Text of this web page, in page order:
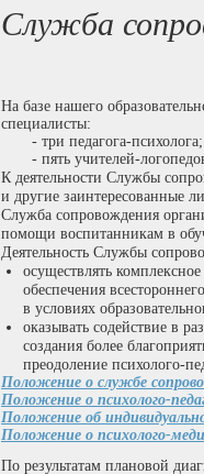
Служба
На базе нашего
специалисты:
- три педагога-психолога;
- пять учителей-
К деятельности Службы
и другие заинтересованные
Служба сопровождения
помощи воспитанникам в
Деятельность Службы
осуществлять
обеспечения
в условиях
оказывать содействие в
создания более
преодоление психолого-
Положение о службе
Положение о психолого-
Положение об
Положение о психолого-
По результатам плановой